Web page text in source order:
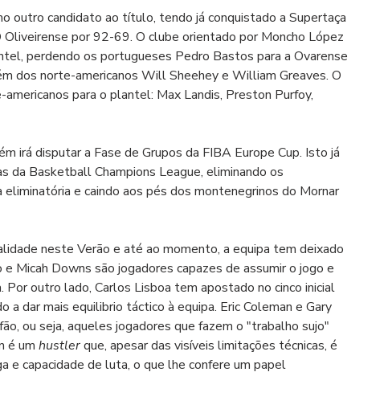
outro candidato ao título, tendo já conquistado a Supertaça
por 92-69. O clube orientado por Moncho López
perdendo os portugueses Pedro Bastos para a Ovarense
dos norte-americanos Will Sheehey e William Greaves. O
para o plantel: Max Landis, Preston Purfoy,
irá disputar a Fase de Grupos da FIBA Europe Cup. Isto já
Basketball Champions League, eliminando os
eliminatória e caindo aos pés dos montenegrinos do Mornar
neste Verão e até ao momento, a equipa tem deixado
Micah Downs são jogadores capazes de assumir o jogo e
Por outro lado, Carlos Lisboa tem apostado no cinco inicial
a dar mais equilibrio táctico à equipa. Eric Coleman e Gary
ou seja, aqueles jogadores que fazem o "trabalho sujo"
é um hustler que, apesar das visíveis limitações técnicas, é
e capacidade de luta, o que lhe confere um papel